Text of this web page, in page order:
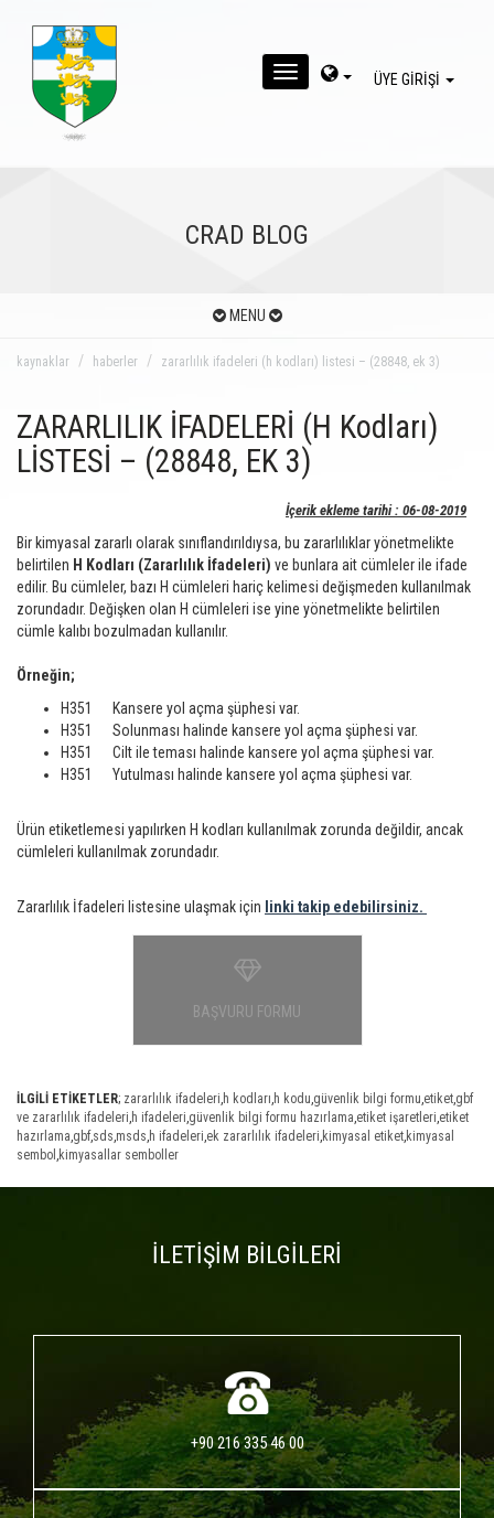
MENU ÜYE GİRİŞİ
CRAD BLOG
MENU
kaynaklar haberler zararlılık ifadeleri (h kodları) listesi – (28848, ek 3)
ZARARLILIK İFADELERİ (H Kodları)
LİSTESİ – (28848, EK 3)
İçerik ekleme tarihi : 06-08-2019
Bir kimyasal zararlı olarak sınıflandırıldıysa, bu zararlılıklar yönetmelikte
belirtilen H Kodları (Zararlılık İfadeleri) ve bunlara ait cümleler ile ifade
edilir. Bu cümleler, bazı H cümleleri hariç kelimesi değişmeden kullanılmak
zorundadır. Değişken olan H cümleleri ise yine yönetmelikte belirtilen
cümle kalıbı bozulmadan kullanılır.
Örneğin;
H351 Kansere yol açma şüphesi var.
H351 Solunması halinde kansere yol açma şüphesi var.
H351 Cilt ile teması halinde kansere yol açma şüphesi var.
H351 Yutulması halinde kansere yol açma şüphesi var.
Ürün etiketlemesi yapılırken H kodları kullanılmak zorunda değildir, ancak
cümleleri kullanılmak zorundadır.
Zararlılık İfadeleri listesine ulaşmak için linki takip edebilirsiniz.
BAŞVURU FORMU
İLGİLİ ETİKETLER; zararlılık ifadeleri,h kodları,h kodu,güvenlik bilgi formu,etiket,gbf
ve zararlılık ifadeleri,h ifadeleri,güvenlik bilgi formu hazırlama,etiket işaretleri,etiket
hazırlama,gbf,sds,msds,h ifadeleri,ek zararlılık ifadeleri,kimyasal etiket,kimyasal
sembol ,kimyasallar semboller
İLETİŞİM BİLGİLERİ
+90 216 335 46 00